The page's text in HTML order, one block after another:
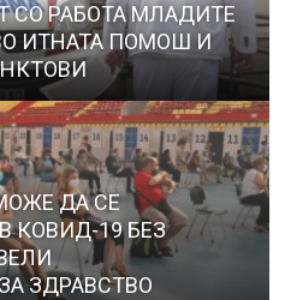
СО РАБОТА МЛАДИТЕ
ИТНАТА ПОМОШ И
ДА СЕ
КОВИД-19 БЕЗ
ЗДРАВСТВО